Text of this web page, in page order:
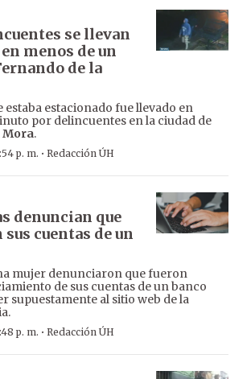
se llevan
menos de un
de la
estaba estacionado fue llevado en
por delincuentes en la ciudad de
Mora.
p. m. · Redacción ÚH
denuncian que
cuentas de un
mujer denunciaron que fueron
de sus cuentas de un banco
supuestamente al sitio web de la
p. m. · Redacción ÚH